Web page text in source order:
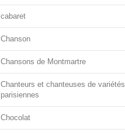
cabaret
Chanson
Chansons de Montmartre
Chanteurs et chanteuses de variétés
parisiennes
Chocolat